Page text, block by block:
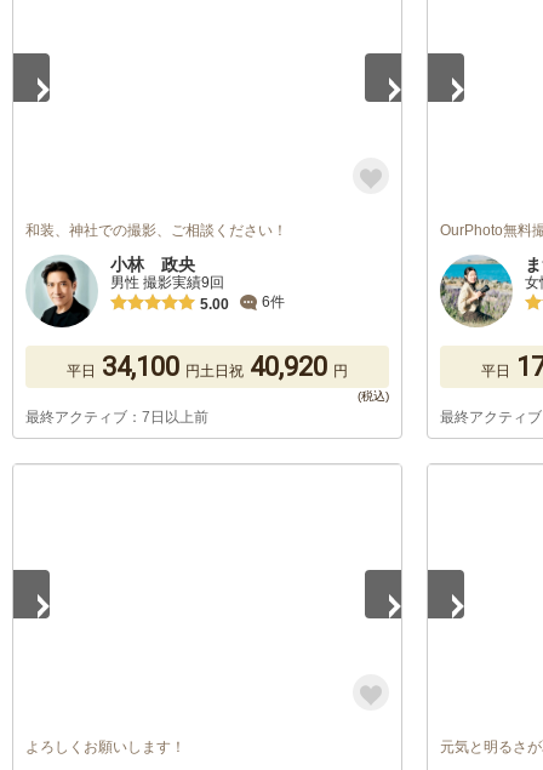
和装、神社での撮影、ご相談ください！
小林 政央
男性 撮影実績9回
5.00
6件
平日 34,100 円土日祝 40,920 円
最終アクティブ：7日以上前
OurPhoto無料
女
平日
最終アクティ
よろしくお願いします！ 元気と明るさ